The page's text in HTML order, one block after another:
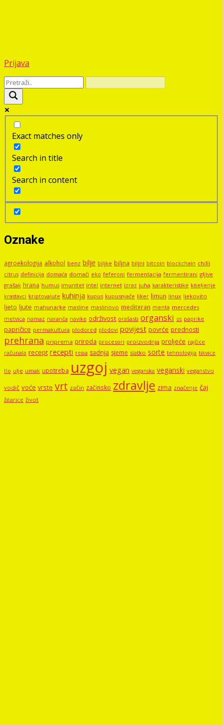
Prijava
Exact matches only
Search in title
Search in content
Oznake
agroekologija alkohol benz bilje biljke biljna biljni bitcoin blockchain chilli
citrus definicija domaća domaći eko feferoni fermentacija fermentirani gljive
grašak hrana humus imunitet intel internet izraz juha karakteristike kiseljenje
krastavci kriptovalute kuhinja kupus kupusnjače liker limun linux ljekovito
ljeto ljute mahunarke masline maslinovo mediteran menta mercedes
metvica namaz naranča navike održivost orašasti organski os paprike
papričice permakultura plodored plodovi povijest povrće prednosti
prehrana priprema priroda procesori proizvodnja proljeće rajčice
računala recept recepti repa sadnja sjeme slatko sorte tehnologija tikvice
tlo ulje umak upotreba uzgoj vegan veganska veganski veganstvo
vodič voće vrste vrt začin začinsko zdravlje zima značenje čaj
žitarice život